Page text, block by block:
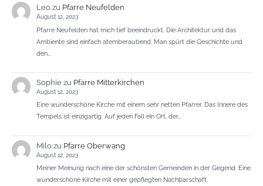
Leozu Pfarre Neufelden
August 12, 2023
Pfarre Neufelden hat mich tief beeindruckt. Die Architektur und das
Ambiente sind einfach atemberaubend. Man spürt die Geschichte und
den…
Sophiezu Pfarre Mitterkirchen
August 12, 2023
Eine wunderschöne Kirche mit einem sehr netten Pfarrer. Das Innere des
Tempels ist einzigartig. Auf jeden Fall ein Ort, der…
Milozu Pfarre Oberwang
August 12, 2023
Meiner Meinung nach eine der schönsten Gemeinden in der Gegend. Eine
wunderschöne Kirche mit einer gepflegten Nachbarschaft.